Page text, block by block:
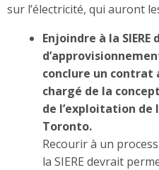
sur l’électricité, qui auront
Enjoindre à la
conclure un contrat
chargé de la
de l’exploitation
Toronto.
­Recourir à un
la SIERE devrait